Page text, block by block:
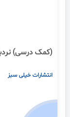
(کمک درسی)
انتشارات خیلی سبز